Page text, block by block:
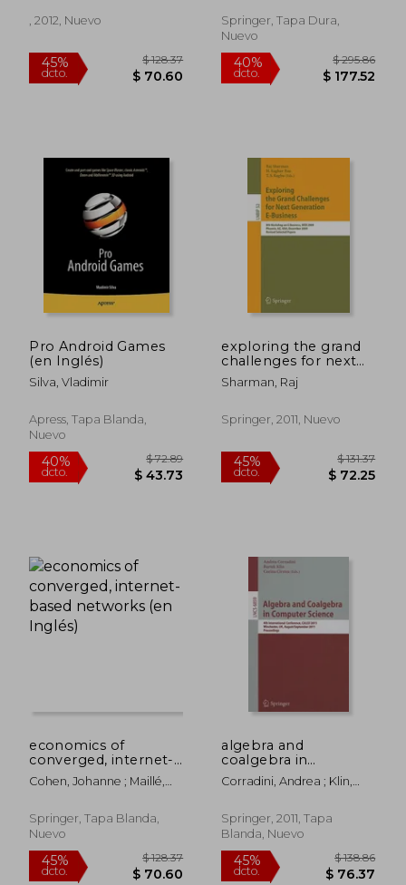
, 2012, Nuevo
dcto.
Festschrift Für
Professor Dieter
Springer, Tapa Dura,
Nuevo
dcto.
Pro Android Games
(en Inglés)
Silva, Vladimir
Apress, Tapa Blanda,
Nuevo
exploring the grand
challenges for next
generation e-
business: 8th
business, web 2009,
revised sele (en
Inglés)
Sharman, Raj
Springer, 2011, Nuevo
economics of
converged, internet-
based networks (en
Inglés)
Cohen, Johanne ; Maillé,
Springer, Tapa Blanda,
Nuevo
algebra and
coalgebra in
computer science:
4th international
2011, winchester, uk,
august 30 -
proceedings (en
Inglés)
Corradini, Andrea ; Klin,
Springer, 2011, Tapa
Blanda, Nuevo